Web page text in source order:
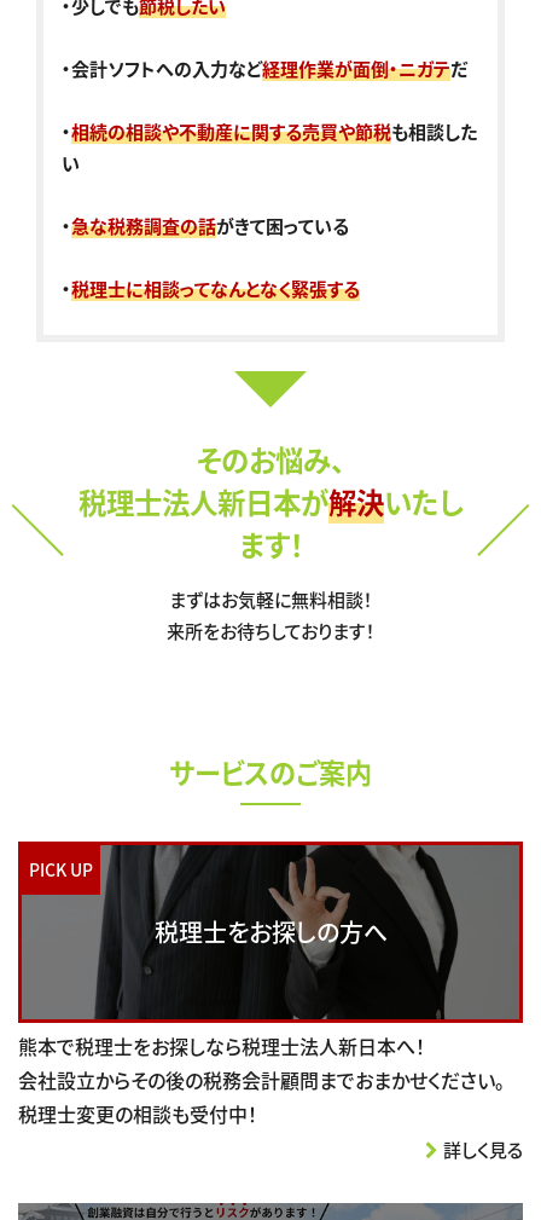
・少しでも節税したい
・会計ソフトへの入力など経理作業が面倒・ニガテだ
・相続の相談や不動産に関する売買や節税も相談した
い
・急な税務調査の話がきて困っている
・税理士に相談ってなんとなく緊張する
そのお悩み、
税理士法人新日本が解決いたし
ます！
まずはお気軽に無料相談！
来所をお待ちしております！
サービスのご案内
PICK UP
税理士をお探しの方へ
熊本で税理士をお探しなら税理士法人新日本へ！
会社設立からその後の税務会計顧問までおまかせください。
税理士変更の相談も受付中！
詳しく見る